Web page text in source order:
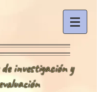
investigación y